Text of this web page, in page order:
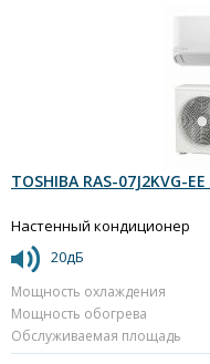
TOSHIBA RAS-07J2KVG-
Настенный кондиционер
20дБ
Мощность охлаждения
Мощность обогрева
Обслуживаемая площадь